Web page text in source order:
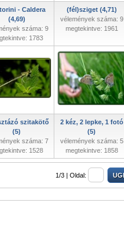
- Caldera
(4,69)
száma: 9
1783
(fél)sziget (4,71)
vélemények száma: 9
megtekintve: 1961
szitakötő
(5)
száma: 7
1528
2 kéz, 2 lepke, 1 fotó
(5)
vélemények száma: 5
megtekintve: 1858
1/3 | Oldal: